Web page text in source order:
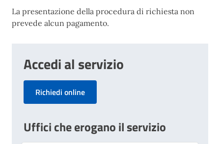
La presentazione della procedura di richiesta non
prevede alcun pagamento.
Accedi al servizio
Richiedi online
Uffici che erogano il servizio